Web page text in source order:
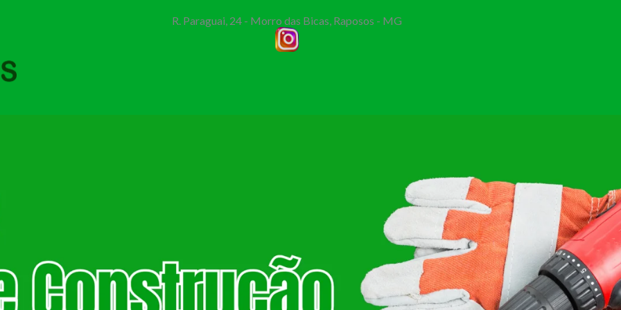
R. Paraguai, 24 - Morro das Bicas, Raposos - MG